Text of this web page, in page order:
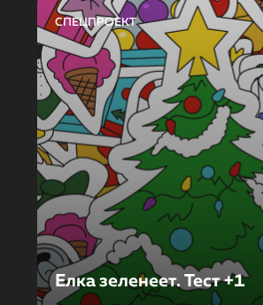
СПЕЦПРОЕКТ
Елка зеленеет. Тест +1